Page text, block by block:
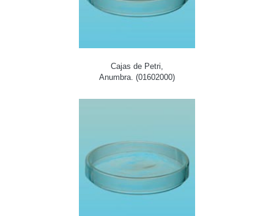
Cajas de Petri,
Anumbra. (01602000)